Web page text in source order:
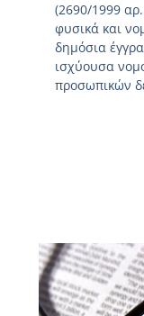
(2690/1999
φυσικά και
δημόσια
ισχύουσα
προσωπικών